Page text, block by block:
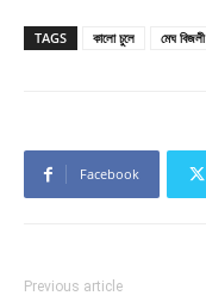
TAGS কালো চুলে মেঘ বিজলী
Facebook
Previous article